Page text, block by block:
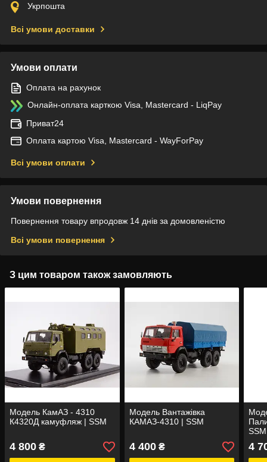
Укрпошта
Всі умови доставки
Умови оплати
Оплата на рахунок
Онлайн-оплата карткою Visa, Mastercard - LiqPay
Приват24
Оплата картою Visa, Mastercard - WayForPay
Всі умови оплати
Умови повернення
Повернення товару впродовж 14 днів за домовленістю
Всі умови повернення
З цим товаром також замовляють
Модель КамАЗ - 4310
К4320Д камуфляж | SSM
4 800 ₴
Модель Вантажівка
КАМАЗ-4310 | SSM
4 400₴
SSM
4